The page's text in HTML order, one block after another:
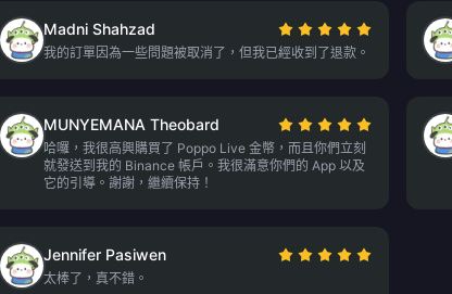
Madni Shahzad
我的訂單因為一些問題被取消了，但我已經收到了退款。
MUNYEMANA Theobard
哈囉，我很高興購買了 Poppo Live 金幣，而且你們立刻
就發送到我的 Binance 帳戶。我很滿意你們的 App 以及
它的引導。謝謝，繼續保持！
Jennifer Pasiwen
太棒了，真不錯。